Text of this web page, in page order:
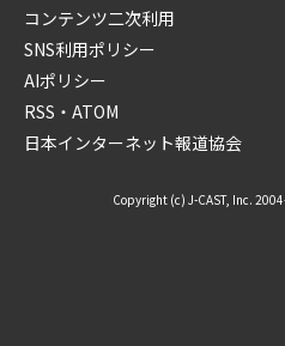
コンテンツ二次利用
SNS利用ポリシー
AIポリシー
RSS・ATOM
日本インターネット報道協会
Copyright (c) J-CAST, Inc.